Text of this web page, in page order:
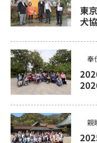
東
犬
奉
親